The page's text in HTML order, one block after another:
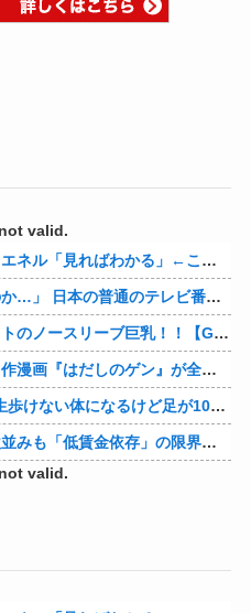
valid.
←ここ好きすぎるｗｗｗｗｗｗｗｗｗｗｗｗｗ
番組が最新SNSの数十年先を行っていたと話題に
スリーブ巨乳！！【GIF動画あり】
フで買える激安セール開催！！このチャンスを見逃すな！！
ど足が10cm伸びます」←コスパ良すぎるだろ
団塊世代の完全引退で、企業が迫られる“最後の選択”
valid.